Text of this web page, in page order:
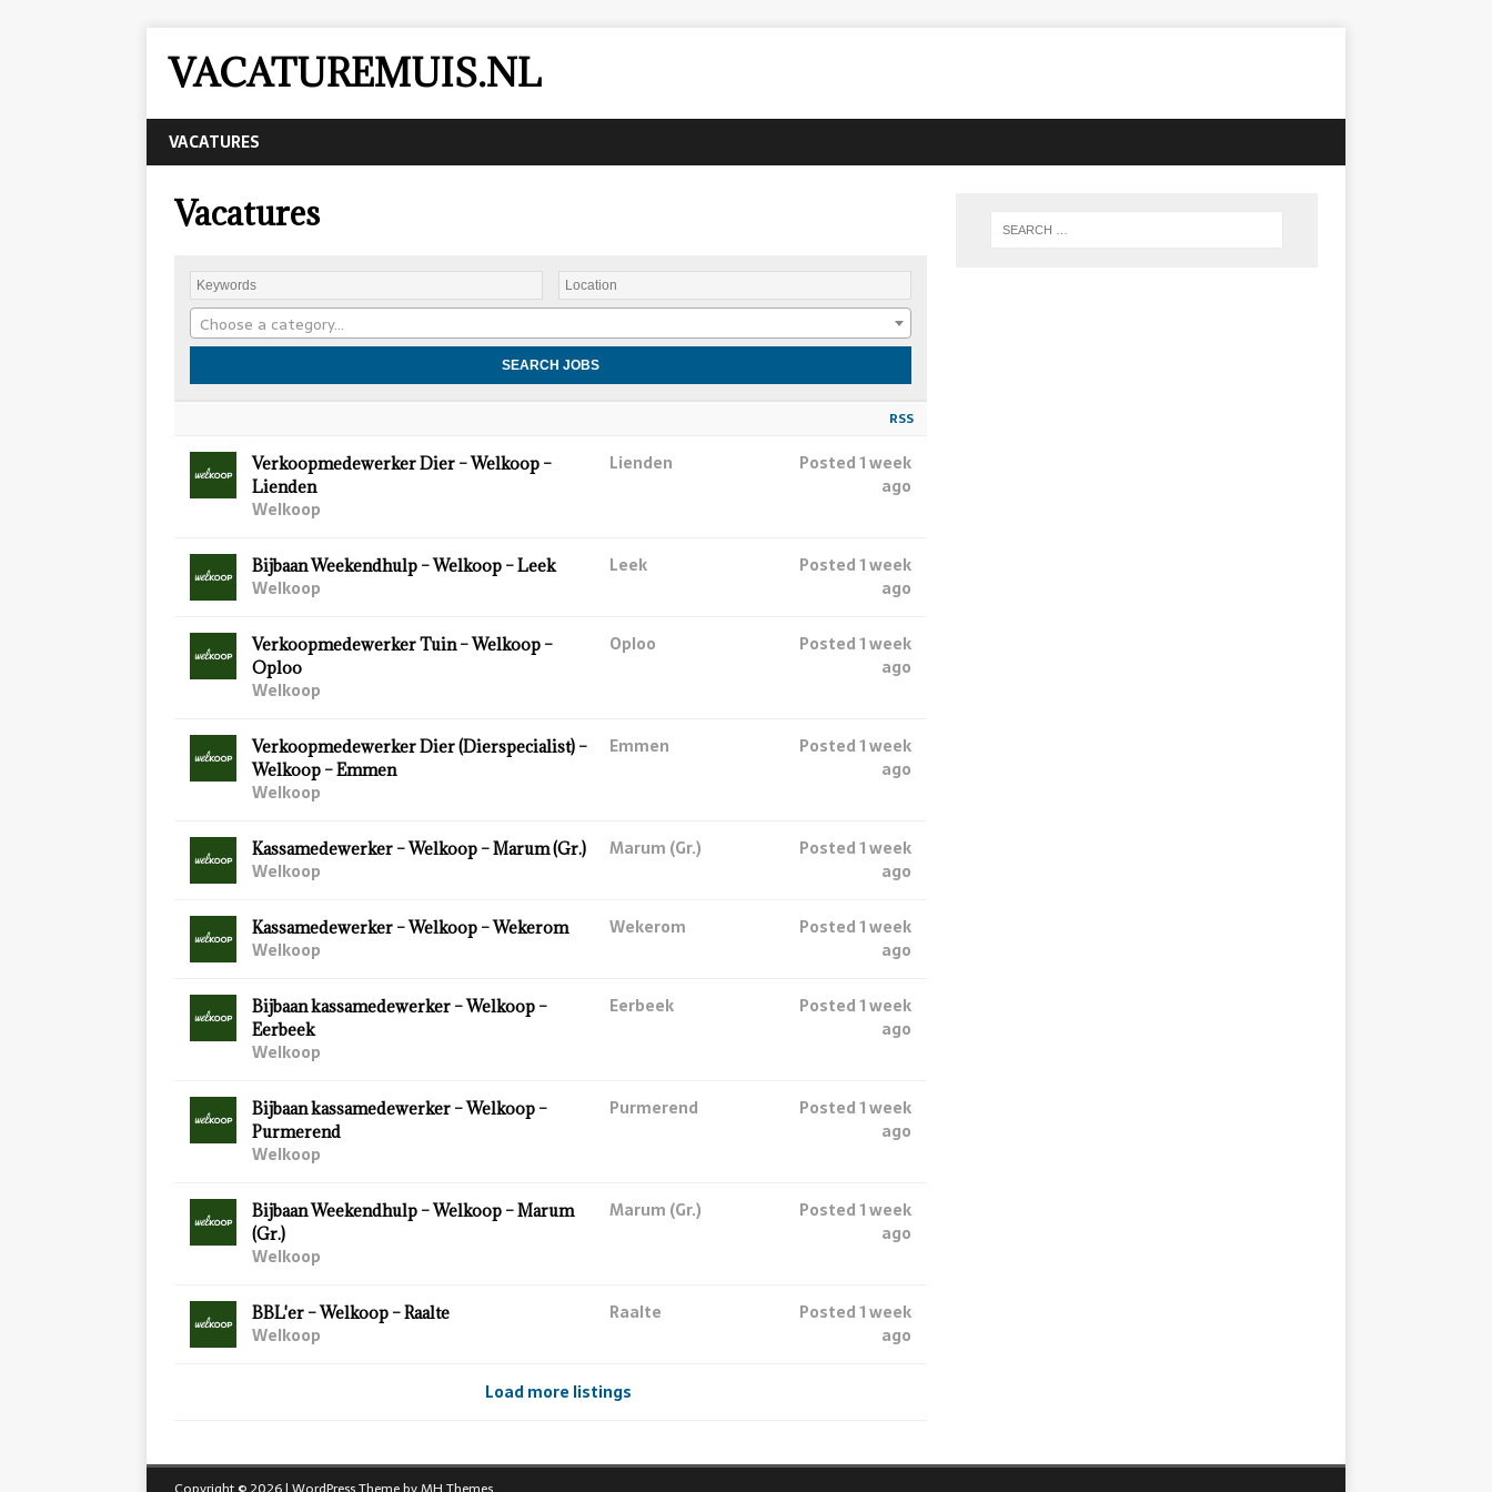
VACATUREMUIS.NL
VACATURES
Vacatures
Choose a category…
RSS
Verkoopmedewerker Dier – Welkoop –
Lienden
Welkoop
Lienden
Posted 1 week
ago
Bijbaan Weekendhulp – Welkoop – Leek
Welkoop
Leek
Posted 1 week
ago
Verkoopmedewerker Tuin – Welkoop –
Oploo
Welkoop
Oploo
Posted 1 week
ago
Verkoopmedewerker Dier (Dierspecialist) –
Welkoop – Emmen
Welkoop
Emmen
Posted 1 week
ago
Kassamedewerker – Welkoop – Marum (Gr.)
Welkoop
Marum (Gr.)
Posted 1 week
ago
Kassamedewerker – Welkoop – Wekerom
Welkoop
Wekerom
Posted 1 week
ago
Bijbaan kassamedewerker – Welkoop –
Eerbeek
Welkoop
Eerbeek
Posted 1 week
ago
Bijbaan kassamedewerker – Welkoop –
Purmerend
Welkoop
Purmerend
Posted 1 week
ago
Bijbaan Weekendhulp – Welkoop – Marum
(Gr.)
Welkoop
Marum (Gr.)
Posted 1 week
ago
BBL'er – Welkoop – Raalte
Welkoop
Raalte
Posted 1 week
ago
Load more listings